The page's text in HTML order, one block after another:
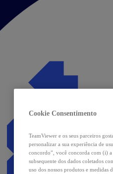
Cookie Consentimento
TeamViewer e os seus parceiros
personalizar a sua experiência de
concordo”, você concorda com (i) a
subsequente dos dados coletados
uso dos nossos produtos e medidas